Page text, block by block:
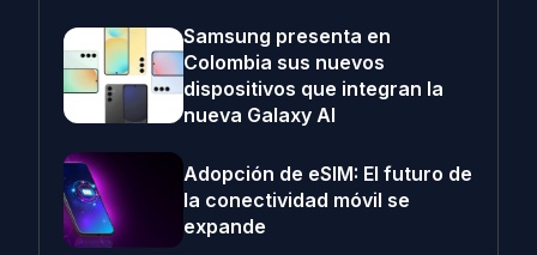
Samsung presenta en
Colombia sus nuevos
dispositivos que integran la
nueva Galaxy AI
Adopción de eSIM: El futuro de
la conectividad móvil se
expande